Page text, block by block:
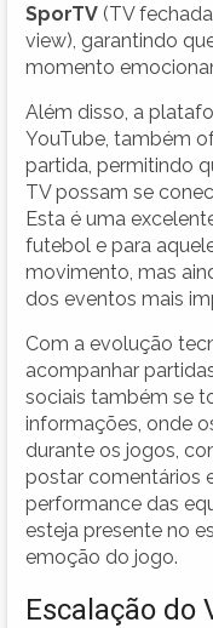
SporTV (TV
view), garantindo
momento
Além disso, a
YouTube, também
partida, permitindo
TV possam se
Esta é uma
futebol e para
movimento, mas
dos eventos mais
Com a evolução
acompanhar
sociais também se
informações, onde
durante os jogos,
postar comentários
performance das
esteja presente no
emoção do jogo.
Escalação do